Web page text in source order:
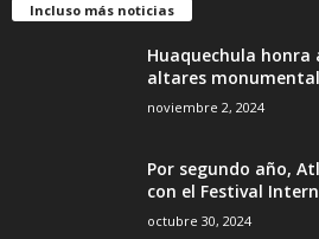
Incluso más noticias
Huaquechula honra
altares
noviembre 2, 2024
Por segundo año,
con el Festival
octubre 30, 2024